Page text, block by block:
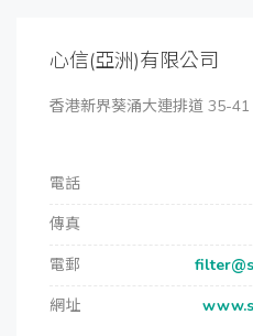
心信(亞洲)有限公司
香港新界葵涌大連排道 35-
電話
傳真
電郵
網址